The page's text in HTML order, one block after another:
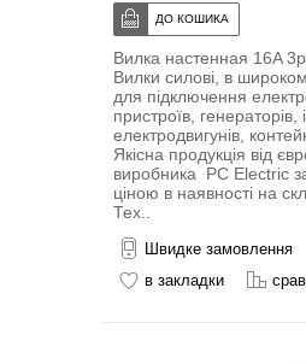
Вилка настенная 16A
Вилки силові, в
для підключення
пристроїв, генераторів,
електродвигунів,
Якісна продукція від
виробника PC Electric
ціною в наявності на
Тех..
Швидке замовлення
в закладки